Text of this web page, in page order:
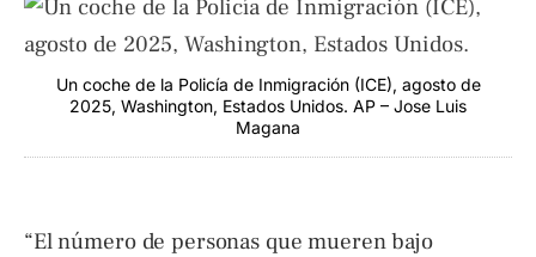
Un coche de la Policía de Inmigración (ICE), agosto de
2025, Washington, Estados Unidos. AP – Jose Luis
Magana
“El número de personas que mueren bajo